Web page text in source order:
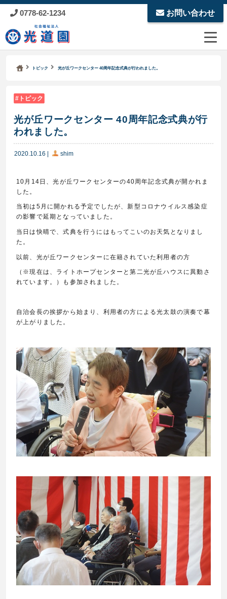
0778-62-1234 お問い合わせ
社会福祉法人 光道園
トピック 光が丘ワークセンター 40周年記念式典が行われました。
トピック
光が丘ワークセンター 40周年記念式典が行
われました。
2020.10.16 shim
10月14日、光が丘ワークセンターの40周年記念式典が開かれま
した。
当初は5月に開かれる予定でしたが、新型コロナウイルス感染症
の影響で延期となっていました。
当日は快晴で、式典を行うにはもってこいのお天気となりまし
た。
以前、光が丘ワークセンターに在籍されていた利用者の方
（※現在は、ライトホープセンターと第二光が丘ハウスに異動さ
れています。）も参加されました。
自治会長の挨拶から始まり、利用者の方による光太鼓の演奏で幕
が上がりました。